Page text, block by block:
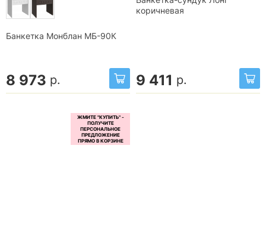
Банкетка Монблан МБ-90К
8 973 р.
коричневая
9 411 р.